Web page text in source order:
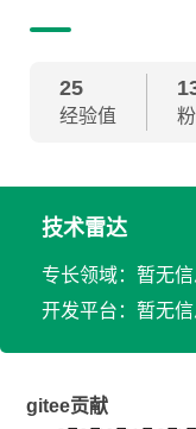
25
经验值
技术雷达
专长领域：暂无信
开发平台：暂无信
gitee贡献